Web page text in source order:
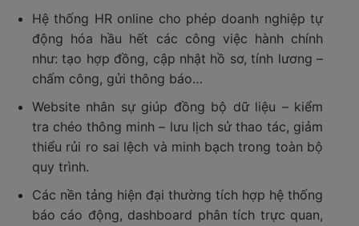
Hệ thống HR online cho phép doanh nghiệp tự
động hóa hầu hết các công việc hành chính
như: tạo hợp đồng, cập nhật hồ sơ, tính lương –
chấm công, gửi thông báo…
Website nhân sự giúp đồng bộ dữ liệu – kiểm
tra chéo thông minh – lưu lịch sử thao tác, giảm
thiểu rủi ro sai lệch và minh bạch trong toàn bộ
quy trình.
Các nền tảng hiện đại thường tích hợp hệ thống
báo cáo động, dashboard phân tích trực quan,